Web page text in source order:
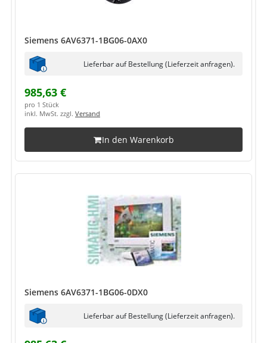
Siemens 6AV6371-1BG06-0AX0
Lieferbar auf Bestellung (Lieferzeit anfragen).
985,63 €
pro 1 Stück
inkl. MwSt. zzgl. Versand
In den Warenkorb
Siemens 6AV6371-1BG06-0DX0
Lieferbar auf Bestellung (Lieferzeit anfragen).